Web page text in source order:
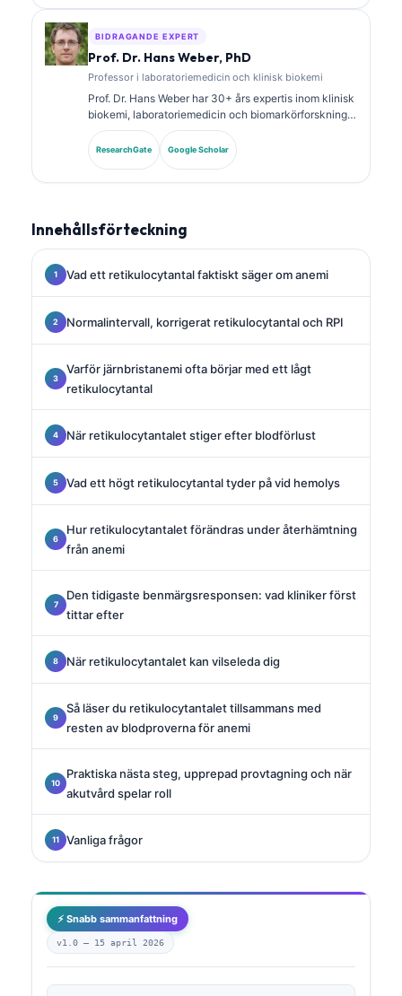
BIDRAGANDE EXPERT
Prof. Dr. Hans Weber, PhD
Professor i laboratoriemedicin och klinisk biokemi
Prof. Dr. Hans Weber har 30+ års expertis inom klinisk
biokemi, laboratoriemedicin och biomarkörforskning.
Tidigare president för German Society for Clinical
Chemistry, och han specialiserar sig på analys av
diagnostiska paneler, standardisering av biomarkörer
ResearchGate Google Scholar
Innehållsförteckning
Vad ett retikulocytantal faktiskt säger om anemi
Normalintervall, korrigerat retikulocytantal och RPI
Varför järnbristanemi ofta börjar med ett lågt
retikulocytantal
När retikulocytantalet stiger efter blodförlust
Vad ett högt retikulocytantal tyder på vid hemolys
Hur retikulocytantalet förändras under återhämtning
från anemi
Den tidigaste benmärgsresponsen: vad kliniker först
tittar efter
När retikulocytantalet kan vilseleda dig
Så läser du retikulocytantalet tillsammans med
resten av blodproverna för anemi
Praktiska nästa steg, upprepad provtagning och när
akutvård spelar roll
Vanliga frågor
⚡ Snabb sammanfattning
v1.0 — 15 april 2026